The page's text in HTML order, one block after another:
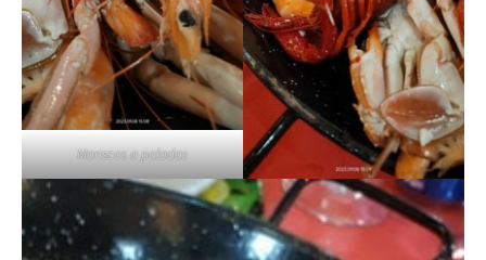
Mariscos a paladas